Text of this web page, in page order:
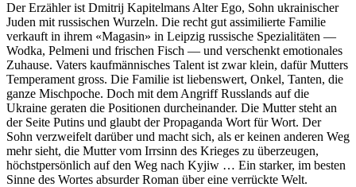
Der Erzähler ist Dmitrij Kapitelmans Alter Ego, Sohn ukrainischer
Juden mit russischen Wurzeln. Die recht gut assimilierte Familie
verkauft in ihrem «Magasin» in Leipzig russische Spezialitäten —
Wodka, Pelmeni und frischen Fisch — und verschenkt emotionales
Zuhause. Vaters kaufmännisches Talent ist zwar klein, dafür Mutters
Temperament gross. Die Familie ist liebenswert, Onkel, Tanten, die
ganze Mischpoche. Doch mit dem Angriff Russlands auf die
Ukraine geraten die Positionen durcheinander. Die Mutter steht an
der Seite Putins und glaubt der Propaganda Wort für Wort. Der
Sohn verzweifelt darüber und macht sich, als er keinen anderen Weg
mehr sieht, die Mutter vom Irrsinn des Krieges zu überzeugen,
höchstpersönlich auf den Weg nach Kyjiw … Ein starker, im besten
Sinne des Wortes absurder Roman über eine verrückte Welt.